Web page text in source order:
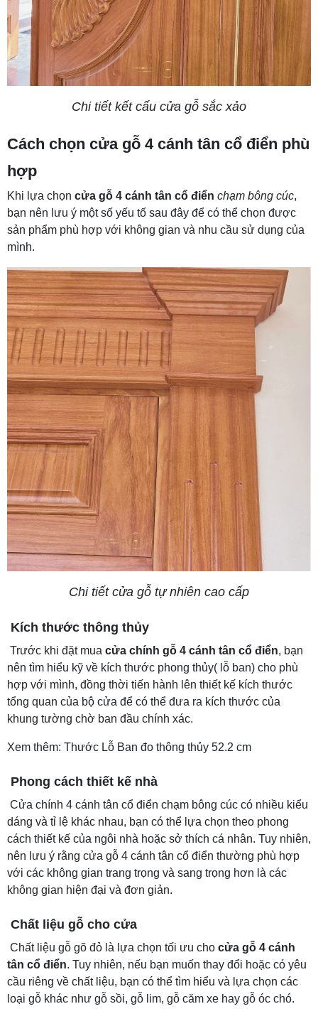
Chi tiết kết cấu cửa gỗ sắc xảo
Cách chọn cửa gỗ 4 cánh tân cổ điển phù
hợp
Khi lựa chọn cửa gỗ 4 cánh tân cổ điển chạm bông cúc,
bạn nên lưu ý một số yếu tố sau đây để có thể chọn được
sản phẩm phù hợp với không gian và nhu cầu sử dụng của
mình.
Chi tiết cửa gỗ tự nhiên cao cấp
Kích thước thông thủy
Trước khi đặt mua cửa chính gỗ 4 cánh tân cổ điển, bạn
nên tìm hiểu kỹ về kích thước phong thủy( lỗ ban) cho phù
hợp với mình, đồng thời tiến hành lên thiết kế kích thước
tổng quan của bộ cửa để có thể đưa ra kích thước của
khung tường chờ ban đầu chính xác.
Xem thêm: Thước Lỗ Ban đo thông thủy 52.2 cm
Phong cách thiết kế nhà
Cửa chính 4 cánh tân cổ điển chạm bông cúc có nhiều kiểu
dáng và tỉ lệ khác nhau, bạn có thể lựa chọn theo phong
cách thiết kế của ngôi nhà hoặc sở thích cá nhân. Tuy nhiên,
nên lưu ý rằng cửa gỗ 4 cánh tân cổ điển thường phù hợp
với các không gian trang trọng và sang trọng hơn là các
không gian hiện đại và đơn giản.
Chất liệu gỗ cho cửa
Chất liệu gỗ gõ đỏ là lựa chọn tối ưu cho cửa gỗ 4 cánh
tân cổ điển. Tuy nhiên, nếu bạn muốn thay đổi hoặc có yêu
cầu riêng về chất liệu, bạn có thể tìm hiểu và lựa chọn các
loại gỗ khác như gỗ sồi, gỗ lim, gỗ căm xe hay gỗ óc chó.